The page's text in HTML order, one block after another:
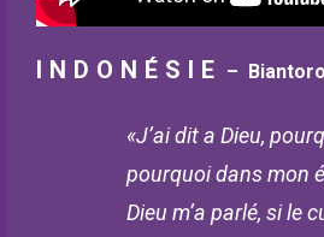
INDONÉSIE – Biantoro
«J’ai dit a Dieu,
pourquoi dans mon
Dieu m’a parlé, si le